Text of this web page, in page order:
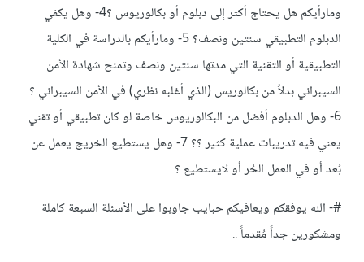
ومارأيكم هل يحتاج أكثر إلى دبلوم أو بكالوريوس ؟4- وهل يكفي
الدبلوم التطبيقي سنتين ونصف؟ 5- ومارأيكم بالدراسة في الكلية
التطبيقية أو التقنية التي مدتها سنتين ونصف وتمنح شهادة الأمن
السيبراني بدلاً من بكالوريس (الذي أغلبه نظري) في الأمن السيبراني ؟
6- وهل الدبلوم أفضل من البكالوريوس خاصة لو كان تطبيقي أو تقني
يعني فيه تدريبات عملية كثير ؟؟ 7- وهل يستطيع الخريج يعمل عن
بُعد أو في العمل الحُر أو لايستطيع ؟
#- الله يوفقكم ويعافيكم حبايب جاوبوا على الأسئلة السبعة كاملة
ومشكورين جداً مُقدماً ..